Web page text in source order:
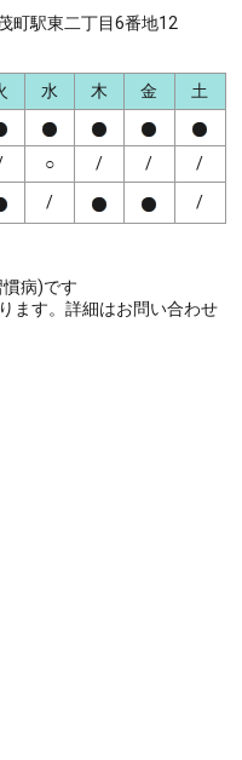
町駅東二丁目6番地12
水 木 金
土
○ / /
/
/ /
病)です
ます。詳細はお問い合わせ